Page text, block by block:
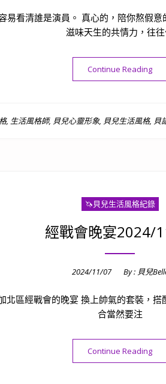
易看清誰是演員。 真心的，陪你熬假
滋味天生的共情力，往
Continue Reading“貝
, 生活風格師, 貝兒心靈形象, 貝兒生活風格, 貝
🦄️貝兒生活風格紀錄
經戰會晚宴2024/
Posted
2024/11/07 By : 貝兒
區經戰會的晚宴 換上帥氣的套裝，搭
合當然要注
Continue Reading“經